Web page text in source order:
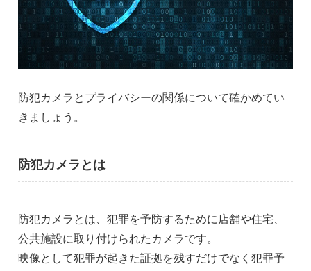
防犯カメラとプライバシーの関係について確かめてい
きましょう。
防犯カメラとは
防犯カメラとは、犯罪を予防するために店舗や住宅、
公共施設に取り付けられたカメラです。
映像として犯罪が起きた証拠を残すだけでなく犯罪予